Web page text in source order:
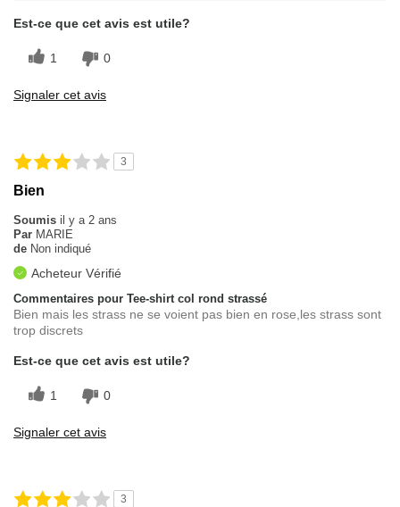
Est-ce que cet avis est utile?
1 0
Signaler cet avis
3
Bien
Soumis il y a 2 ans
Par MARIE
de Non indiqué
Acheteur Vérifié
Commentaires pour Tee-shirt col rond strassé
Bien mais les strass ne se voient pas bien en rose,les strass sont
trop discrets
Est-ce que cet avis est utile?
1 0
Signaler cet avis
3